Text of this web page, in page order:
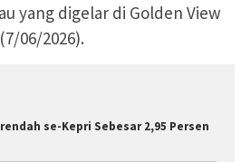
yang digelar di Golden View
06/2026).
se-Kepri Sebesar 2,95 Persen